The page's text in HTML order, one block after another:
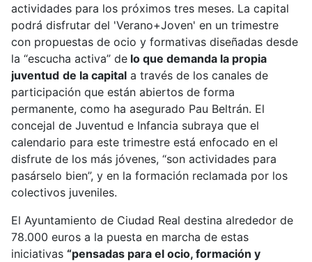
actividades para los próximos tres meses. La capital
podrá disfrutar del 'Verano+Joven' en un trimestre
con propuestas de ocio y formativas diseñadas desde
la “escucha activa” de lo que demanda la propia
juventud de la capital a través de los canales de
participación que están abiertos de forma
permanente, como ha asegurado Pau Beltrán. El
concejal de Juventud e Infancia subraya que el
calendario para este trimestre está enfocado en el
disfrute de los más jóvenes, “son actividades para
pasárselo bien”, y en la formación reclamada por los
colectivos juveniles.
El Ayuntamiento de Ciudad Real destina alrededor de
78.000 euros a la puesta en marcha de estas
iniciativas “pensadas para el ocio, formación y